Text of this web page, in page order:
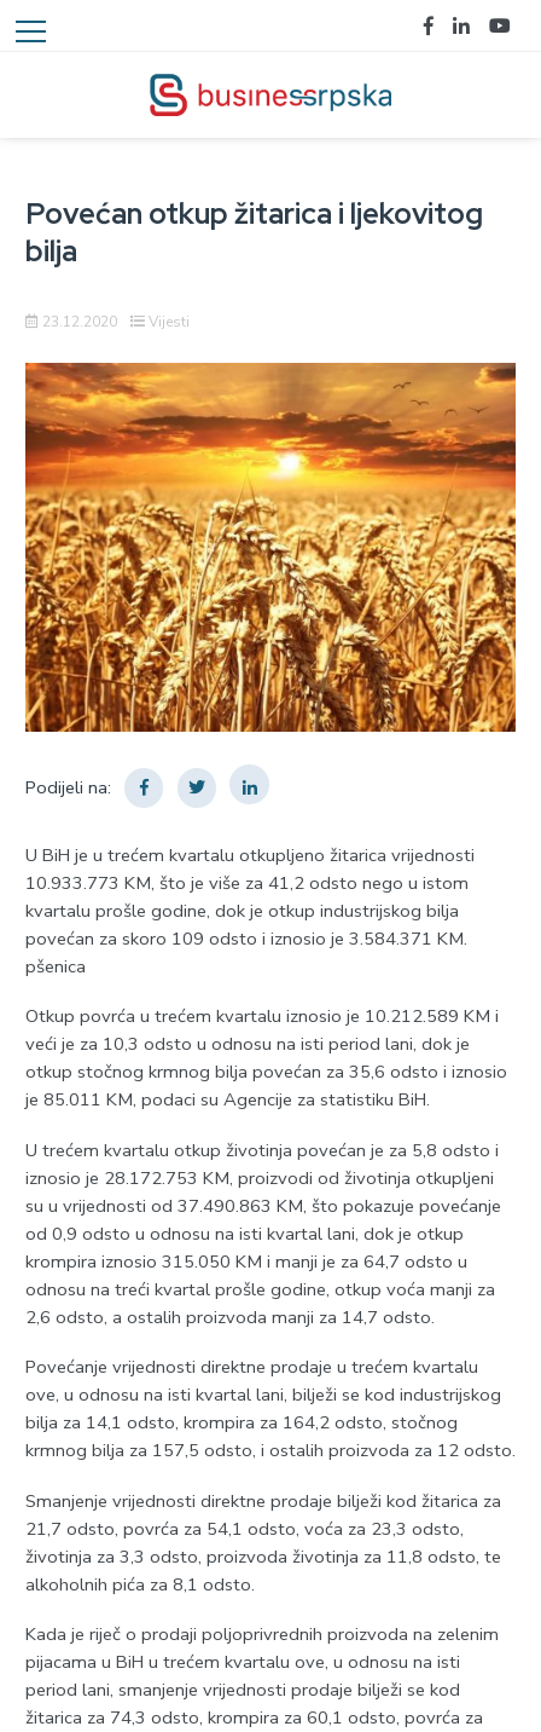
Povećan otkup žitarica i ljekovitog
bilja
23.12.2020 Vijesti
Podijeli na:
U BiH je u trećem kvartalu otkupljeno žitarica vrijednosti
10.933.773 KM, što je više za 41,2 odsto nego u istom
kvartalu prošle godine, dok je otkup industrijskog bilja
povećan za skoro 109 odsto i iznosio je 3.584.371 KM.
pšenica
Otkup povrća u trećem kvartalu iznosio je 10.212.589 KM i
veći je za 10,3 odsto u odnosu na isti period lani, dok je
otkup stočnog krmnog bilja povećan za 35,6 odsto i iznosio
je 85.011 KM, podaci su Agencije za statistiku BiH.
U trećem kvartalu otkup životinja povećan je za 5,8 odsto i
iznosio je 28.172.753 KM, proizvodi od životinja otkupljeni
su u vrijednosti od 37.490.863 KM, što pokazuje povećanje
od 0,9 odsto u odnosu na isti kvartal lani, dok je otkup
krompira iznosio 315.050 KM i manji je za 64,7 odsto u
odnosu na treći kvartal prošle godine, otkup voća manji za
2,6 odsto, a ostalih proizvoda manji za 14,7 odsto.
Povećanje vrijednosti direktne prodaje u trećem kvartalu
ove, u odnosu na isti kvartal lani, bilježi se kod industrijskog
bilja za 14,1 odsto, krompira za 164,2 odsto, stočnog
krmnog bilja za 157,5 odsto, i ostalih proizvoda za 12 odsto.
Smanjenje vrijednosti direktne prodaje bilježi kod žitarica za
21,7 odsto, povrća za 54,1 odsto, voća za 23,3 odsto,
životinja za 3,3 odsto, proizvoda životinja za 11,8 odsto, te
alkoholnih pića za 8,1 odsto.
Kada je riječ o prodaji poljoprivrednih proizvoda na zelenim
pijacama u BiH u trećem kvartalu ove, u odnosu na isti
period lani, smanjenje vrijednosti prodaje bilježi se kod
žitarica za 74,3 odsto, krompira za 60,1 odsto, povrća za